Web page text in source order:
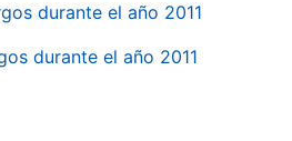
durante el año 2011
durante el año 2011